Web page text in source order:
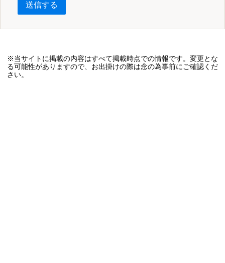
送信する
※当サイトに掲載の内容はすべて掲載時点での情報です。変更とな
る可能性がありますので、お出掛けの際は念の為事前にご確認くだ
さい。